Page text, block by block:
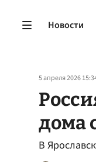
Новости
5 апреля 2026
дома
В